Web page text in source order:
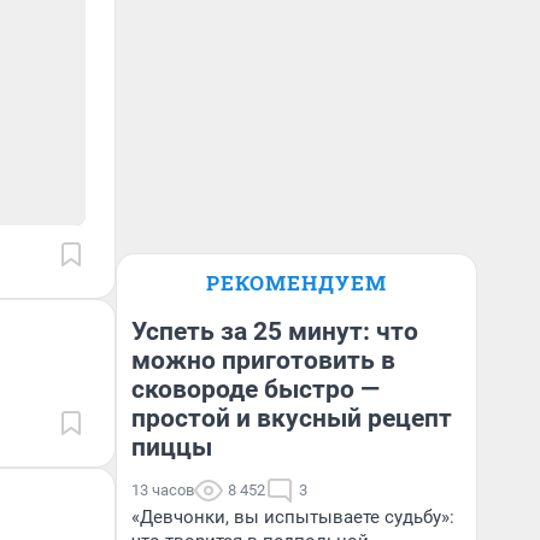
РЕКОМЕНДУЕМ
Успеть за 25 минут: что
можно приготовить в
сковороде быстро —
простой и вкусный рецепт
пиццы
13 часов 8 452 3
«Девчонки, вы испытываете судьбу»: